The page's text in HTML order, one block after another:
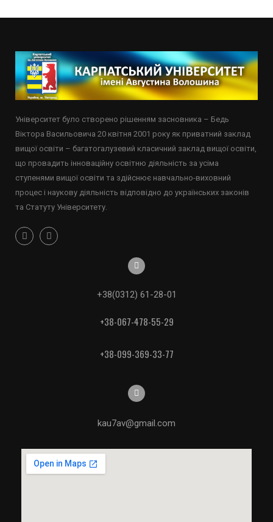
Університет було створено рішенням засновника – Бедь
Віктора Васильовича 20 квітня 2001 року як приватний заклад
вищої освіти – багатогалузевий класичний заклад вищої освіти,
що провадить інноваційну освітню діяльність за усіма
ступенями вищої освіти та здійснює навчально-виховний
процес і наукову діяльність відповідно до українських законів
та Статуту Університету.
+38(0312) 61-28-01
+38-067-478-55-29
+38-099-369-33-77
kau7av@gmail.com